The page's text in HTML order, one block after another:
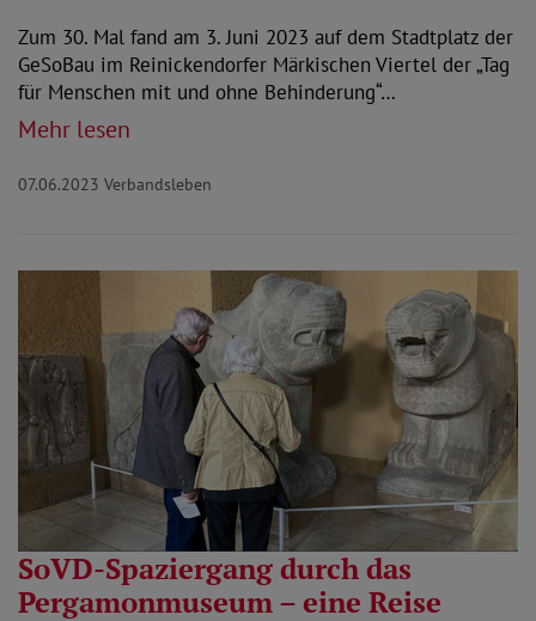
Zum 30. Mal fand am 3. Juni 2023 auf dem Stadtplatz der
GeSoBau im Reinickendorfer Märkischen Viertel der „Tag
für Menschen mit und ohne Behinderung“…
Mehr lesen
07.06.2023 Verbandsleben
SoVD-Spaziergang durch das
Pergamonmuseum – eine Reise